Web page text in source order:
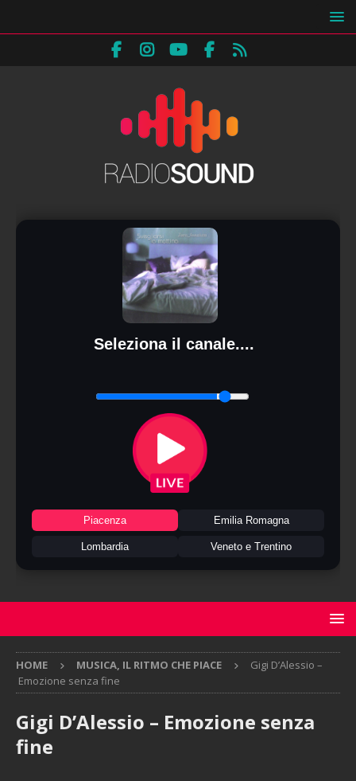
Seleziona il canale....
Piacenza Emilia Romagna
Lombardia Veneto e Trentino
HOME MUSICA, IL RITMO CHE PIACE
Gigi D’Alessio –
Emozione senza fine
Gigi D’Alessio – Emozione senza
fine